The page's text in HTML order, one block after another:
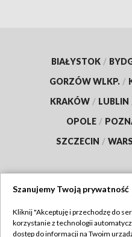
BIAŁYSTOK /
GORZÓW WLKP. /
KRAKÓW / LUBLIN
OPOLE /
SZCZECIN /
Szanujemy Twoją prywatność
Kliknij "Akceptuję i przechodzę do
korzystanie z technologii
dostęp do informacji na Twoim